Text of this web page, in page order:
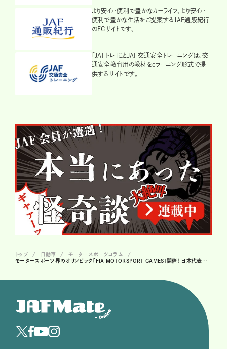
より安心・便利で豊かなカーライフ、より安心・
便利で豊かな生活をご提案するJAF通販紀行
のECサイトです。
「JAFトレ」ことJAF交通安全トレーニングは、交
通安全教育用の教材をeラーニング形式で提
供するサイトです。
トップ 自動車
モータースポーツコラム
モータースポーツ界のオリンピック「FIA MOTORSPORT GAMES」開催！ 日本代表の活躍は…!?